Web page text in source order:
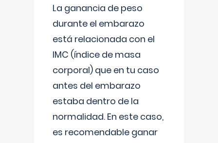
La ganancia de peso
durante el embarazo
está relacionada con el
IMC (índice de masa
corporal) que en tu caso
antes del embarazo
estaba dentro de la
normalidad. En este caso,
es recomendable ganar